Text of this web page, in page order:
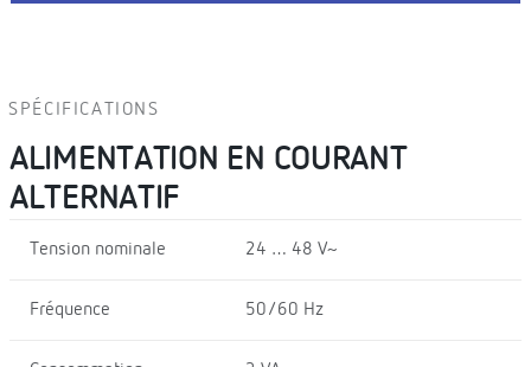
SPÉCIFICATIONS
ALIMENTATION EN COURANT
ALTERNATIF
Tension nominale 24 … 48 V~
Fréquence 50/60 Hz